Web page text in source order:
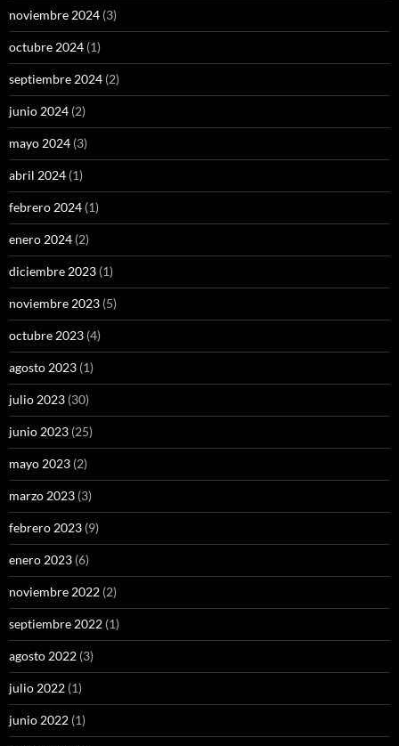
noviembre 2024 (3)
octubre 2024 (1)
septiembre 2024 (2)
junio 2024 (2)
mayo 2024 (3)
abril 2024 (1)
febrero 2024 (1)
enero 2024 (2)
diciembre 2023 (1)
noviembre 2023 (5)
octubre 2023 (4)
agosto 2023 (1)
julio 2023 (30)
junio 2023 (25)
mayo 2023 (2)
marzo 2023 (3)
febrero 2023 (9)
enero 2023 (6)
noviembre 2022 (2)
septiembre 2022 (1)
agosto 2022 (3)
julio 2022 (1)
junio 2022 (1)